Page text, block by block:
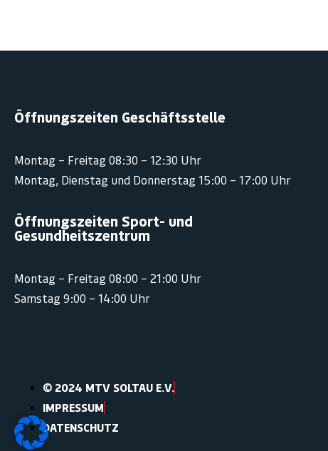
Öffnungszeiten Geschäftsstelle
Montag – Freitag 08:30 – 12:30 Uhr
Montag, Dienstag und Donnerstag 15:00 – 17:00 Uhr
Öffnungszeiten Sport- und
Gesundheitszentrum
Montag – Freitag 08:00 – 21:00 Uhr
Samstag 9:00 – 14:00 Uhr
© 2024 MTV SOLTAU E.V.
IMPRESSUM
DATENSCHUTZ